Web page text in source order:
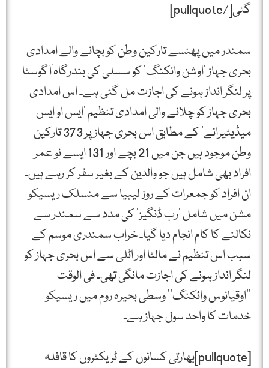
گئی[/pullquote]
سمندر میں پھنسے تارکین وطن کو بچانے والے امدادی
بحری جہاز ’اوشن وائکنگ‘ کو سسلی کی بندرگاہ آگوسٹا
پر لنگر انداز ہونے کی اجازت مل گئی ہے۔ اس امدادی
بحری جہاز کو چلانے والی امدادی تنظیم ’ایس او ایس
میڈیٹیرانے‘ کے مطابق اس بحری جہاز پر 373 تارکین
وطن موجود ہیں جن میں 21 بچے اور 131 ایسے نو عمر
افراد بھی شامل ہیں جو والدین کے بغیر سفر کر رہے ہیں۔
ان افراد کو جمعرات کے روز لیبیا سے منسلک ریسیکو
مشن میں شامل ’رب ڈنگیز‘ کی مدد سے سمندر سے
نکالنے کا کام انجام دیا گیا۔ خراب سمندری موسم کے
سبب اس تنظیم نے مالٹا اور اٹلی سے اس بحری جہاز کو
لنگر انداز ہونے کی اجازت مانگی تھی۔ فی الوقت
’’اوقیانوس وائکنگ‘‘ وسطی بحیرہ روم میں ریسیکو
خدمات کا واحد سول جہاز ہے۔
[pullquote]بھارتی کسانوں کے ٹریکٹروں کا قافلہ